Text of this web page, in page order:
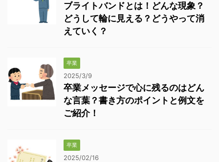
ブライトバンドとは！どんな現象？
どうして輪に見える？どうやって消
えていく？
卒業
2025/3/9
卒業メッセージで心に残るのはどん
な言葉？書き方のポイントと例文を
ご紹介！
卒業
2025/02/16